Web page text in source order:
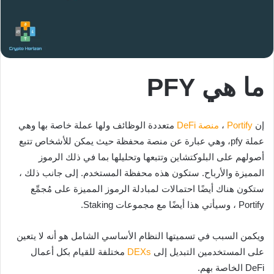
ما هي PFY
إن Portify ، منصة DeFi متعددة الوظائف ولها عملة خاصة بها وهي
عملة pfy، وهي عبارة عن منصة محفظة حيث يمكن للأشخاص تتبع
أصولهم على البلوكتشاين وتتبعها وتحليلها بما في ذلك الرموز
المميزة والأرباح. ستكون هذه محفظة المستخدم. إلى جانب ذلك ،
ستكون هناك أيضًا احتمالات لمبادلة الرموز المميزة على مُجمِّع
Portify ، وسيأتي هذا أيضًا مع مجموعات Staking.
ويكمن السبب في تسميتها النظام الأساسي الشامل هو أنه لا يتعين
على المستخدمين التبديل إلى DEXs مختلفة للقيام بكل أعمال
DeFi الخاصة بهم.